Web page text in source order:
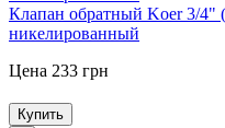
Клапан обратный Koer 3/4"
никелированный
Цена 233 грн
Купить